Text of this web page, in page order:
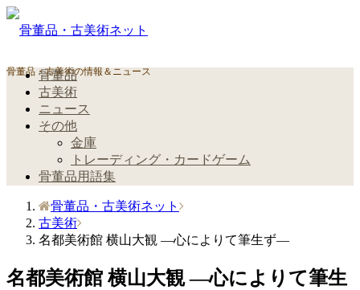
骨董品・古美術の情報＆ニュース
骨董品
古美術
ニュース
その他
金庫
トレーディング・カードゲーム
骨董品用語集
骨董品・古美術ネット
古美術
名都美術館 横山大観 —心によりて筆生ず—
名都美術館 横山大観 —心によりて筆生